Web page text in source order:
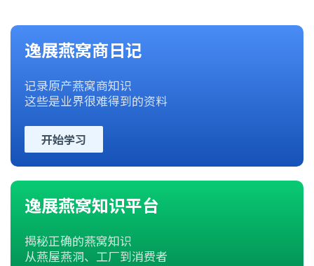
逸展燕窝商日记
记录原产燕窝商知识
这些是业界很难得到的资料
开始学习
逸展燕窝知识平台
揭秘正确的燕窝知识
从燕屋燕洞、工厂到消费者